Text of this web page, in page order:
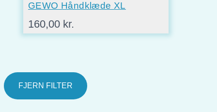
FJERN FILTER
GEWO Håndklæde XL
160,00 kr.